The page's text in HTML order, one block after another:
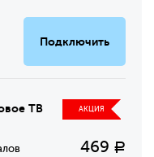
Подключить
ТВ АКЦИЯ
469 Р